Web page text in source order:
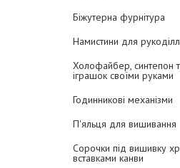
Біжутерна фурнітура
Намистини для
Холофайбер, синтепон
іграшок своїми руками
Годинникові механізми
П'яльця для вишивання
Сорочки під вишивку
вставками канви